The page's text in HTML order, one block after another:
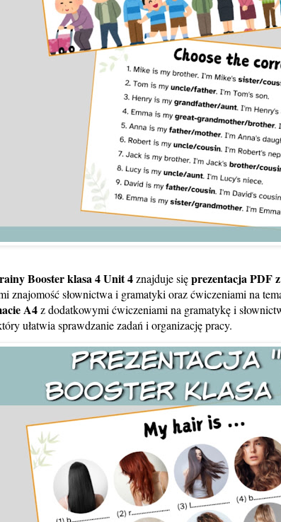
Booster klasa 4 Unit 4znajduje sięprezentacja PDF
znajomość słownictwa i gramatyki oraz ćwiczeniami na
A4z dodatkowymi ćwiczeniami na gramatykę i
ułatwia sprawdzanie zadań i organizację pracy.